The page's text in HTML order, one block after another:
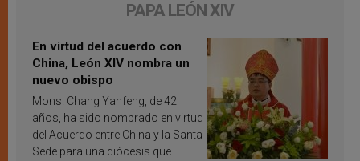
PAPA LEÓN XIV
En virtud del acuerdo con
China, León XIV nombra un
nuevo obispo
Mons. Chang Yanfeng, de 42
años, ha sido nombrado en virtud
del Acuerdo entre China y la Santa
Sede para una diócesis que